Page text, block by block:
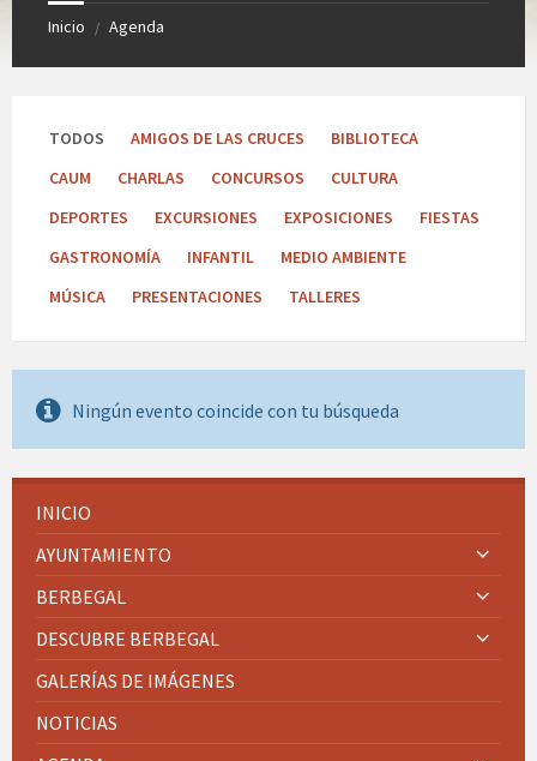
Inicio / Agenda
TODOS AMIGOS DE LAS CRUCES
BIBLIOTECA
CAUM
CHARLAS CONCURSOS
CULTURA
DEPORTES
EXCURSIONES EXPOSICIONES
FIESTAS
GASTRONOMÍA
INFANTIL
MEDIO AMBIENTE
MÚSICA
PRESENTACIONES TALLERES
Ningún evento coincide con tu búsqueda
INICIO
AYUNTAMIENTO
BERBEGAL
DESCUBRE BERBEGAL
GALERÍAS DE IMÁGENES
NOTICIAS